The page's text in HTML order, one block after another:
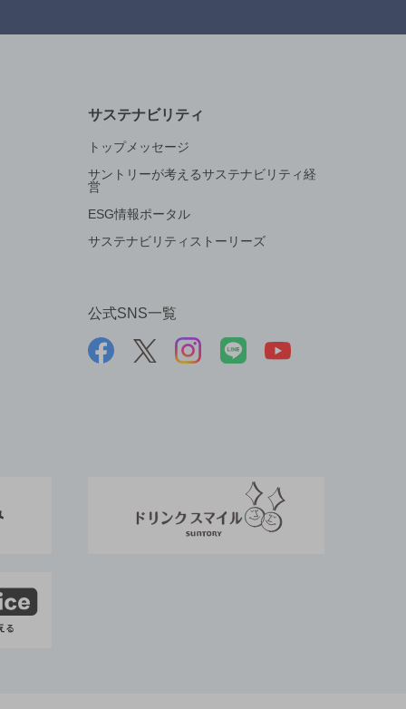
サステナビリティ
トップメッセージ
サントリーが考えるサステナビリティ経
営
ESG情報ポータル
サステナビリティストーリーズ
公式SNS一覧